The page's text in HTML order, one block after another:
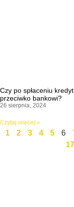
Czy po spłaceniu
przeciwko bankowi?
26 sierpnia, 2024
Czytaj więcej »
1 2 3 4 5 6
17